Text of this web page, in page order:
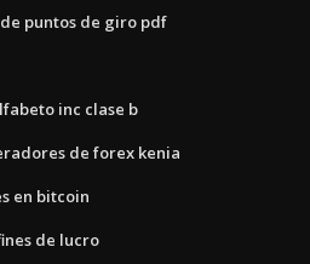
puntos de giro pdf
inc clase b
de forex kenia
en bitcoin
de lucro